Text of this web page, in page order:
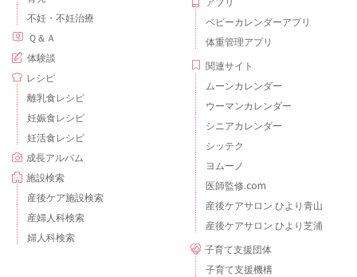
不妊・不妊治療
Ｑ＆Ａ
体験談
レシピ
離乳食レシピ
妊娠食レシピ
妊活食レシピ
成長アルバム
施設検索
産後ケア施設検索
産婦人科検索
婦人科検索
ベビーカレンダーアプリ
体重管理アプリ
関連サイト
ムーンカレンダー
ウーマンカレンダー
シニアカレンダー
シッテク
ヨムーノ
医師監修.com
産後ケアサロン ひより青山
産後ケアサロン ひより芝浦
子育て支援団体
子育て支援機構